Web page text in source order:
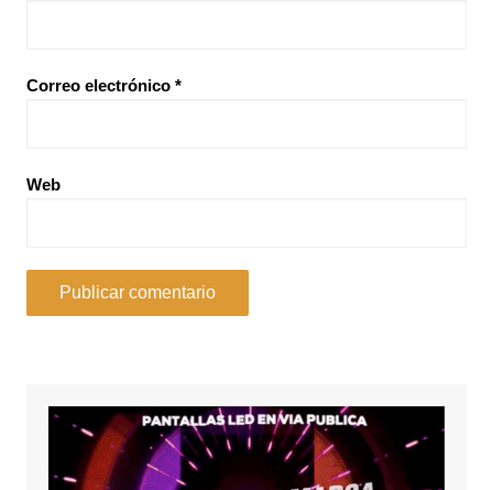
Correo electrónico *
Web